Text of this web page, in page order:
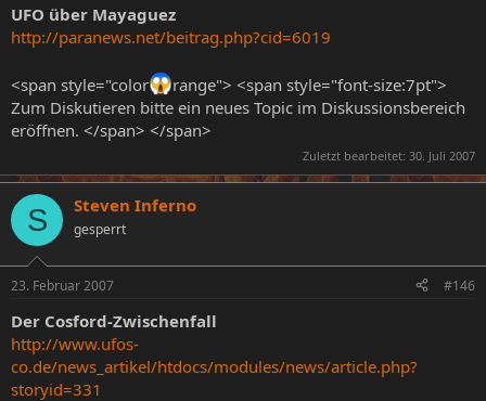
UFO über Mayaguez
http://paranews.net/beitrag.php?cid=6019
<span style="color
range"> <span style="font-size:7pt">
Zum Diskutieren bitte ein neues Topic im Diskussionsbereich
eröffnen. </span> </span>
Zuletzt bearbeitet: 30. Juli 2007
S Steven Inferno
gesperrt
23. Februar 2007 #146
Der Cosford-Zwischenfall
http://www.ufos-
co.de/news_artikel/htdocs/modules/news/article.php?
storyid=331